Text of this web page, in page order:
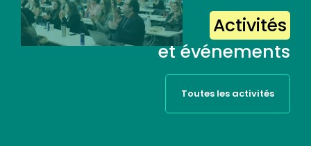
Activités
et événements
Toutes les activités